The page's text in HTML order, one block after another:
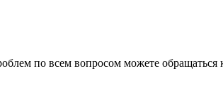
по всем вопросом можете